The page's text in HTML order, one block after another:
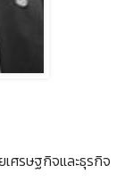
รษฐกิจและธุรกิจ